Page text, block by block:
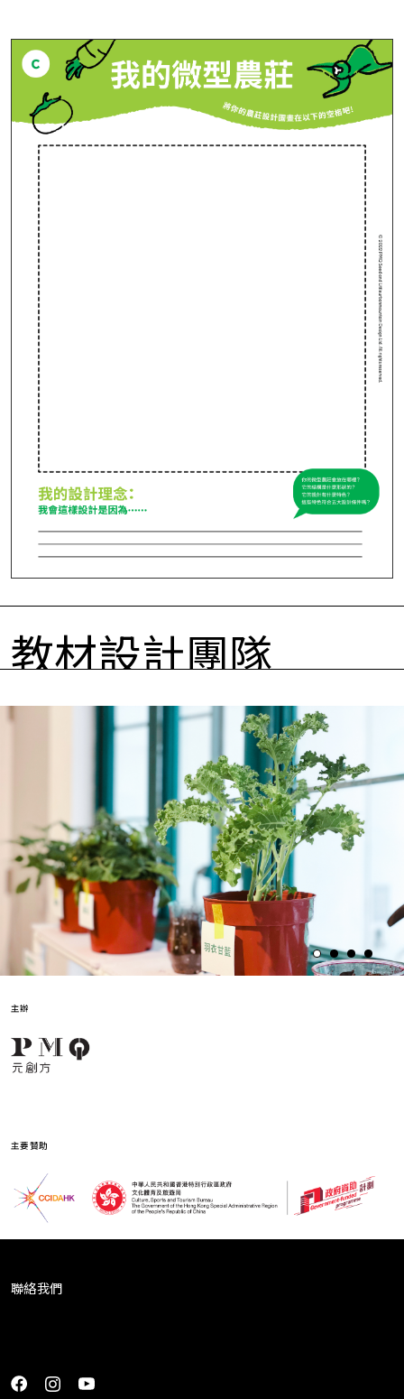
教材設計團隊
教學團隊由小市山設計（Littleurbanmountain Design）主
理，並結合一眾跨界創意人士，包括建築師、設計師、工
匠/手作人以及戲劇教育導師，讓學生透過工作坊體驗設計
2017年由建築師楊建邦及劇場藝術家賴閃芳於這共同成
置、社區營造、建築及室內設計。
主辦
主要贊助
聯絡我們